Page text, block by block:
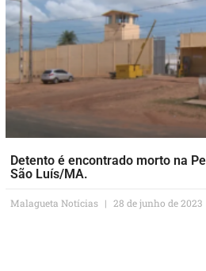
Detento é encontrado morto na
São Luís/MA.
Malagueta Notícias 28 de junho de 2023